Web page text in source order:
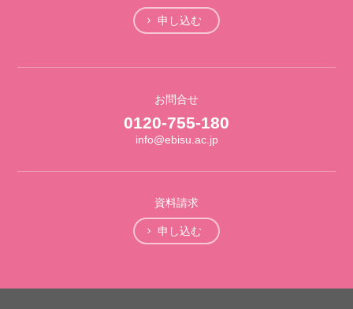
申し込む
お問合せ
0120-755-180
info@ebisu.ac.jp
資料請求
申し込む